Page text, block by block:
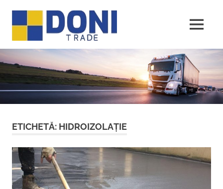
conținut
MENU
ETICHETĂ: HIDROIZOLAȚIE